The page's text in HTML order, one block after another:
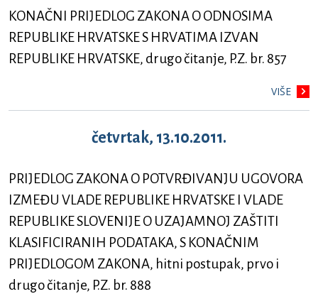
KONAČNI PRIJEDLOG ZAKONA O ODNOSIMA
REPUBLIKE HRVATSKE S HRVATIMA IZVAN
REPUBLIKE HRVATSKE, drugo čitanje, P.Z. br. 857
VIŠE
četvrtak, 13.10.2011.
PRIJEDLOG ZAKONA O POTVRĐIVANJU UGOVORA
IZMEĐU VLADE REPUBLIKE HRVATSKE I VLADE
REPUBLIKE SLOVENIJE O UZAJAMNOJ ZAŠTITI
KLASIFICIRANIH PODATAKA, S KONAČNIM
PRIJEDLOGOM ZAKONA, hitni postupak, prvo i
drugo čitanje, P.Z. br. 888